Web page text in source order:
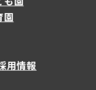
園
用情報